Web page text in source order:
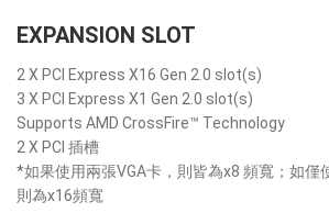
EXPANSION SLOT
2 X PCI Express X16 Gen 2.0 slot(s)
3 X PCI Express X1 Gen 2.0 slot(s)
Supports AMD CrossFire™ Technology
2 X PCI 插槽
*如果使用兩張VGA卡，則皆為x8 頻寬；如僅
則為x16頻寬